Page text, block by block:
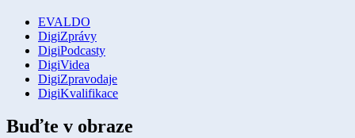
EVALDO
DigiZprávy
DigiPodcasty
DigiVidea
DigiZpravodaje
DigiKvalifikace
Buďte v obraze